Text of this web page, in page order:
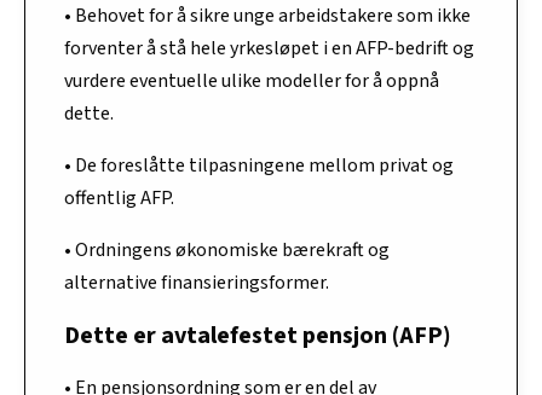
• Behovet for å sikre unge arbeidstakere som ikke
forventer å stå hele yrkesløpet i en AFP-bedrift og
vurdere eventuelle ulike modeller for å oppnå
dette.
• De foreslåtte tilpasningene mellom privat og
offentlig AFP.
• Ordningens økonomiske bærekraft og
alternative finansieringsformer.
Dette er avtalefestet pensjon (AFP)
• En pensjonsordning som er en del av